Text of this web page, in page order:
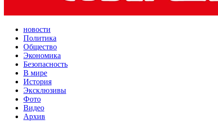
новости
Политика
Общество
Экономика
Безопасность
В мире
История
Эксклюзивы
Фото
Видео
Архив